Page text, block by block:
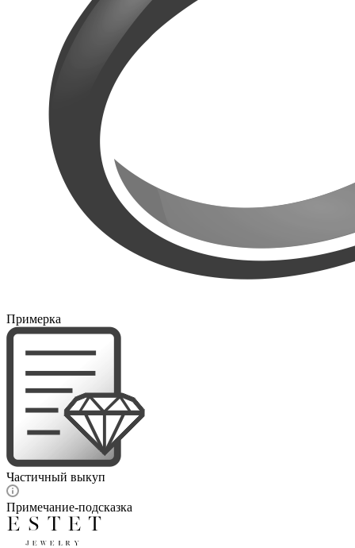
Примерка
Частичный выкуп
Примечание-подсказка